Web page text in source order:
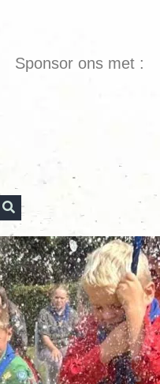
Sponsor ons met :